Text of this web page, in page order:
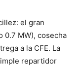
el gran
0.7 MW), cosecha
a la CFE. La
repartidor